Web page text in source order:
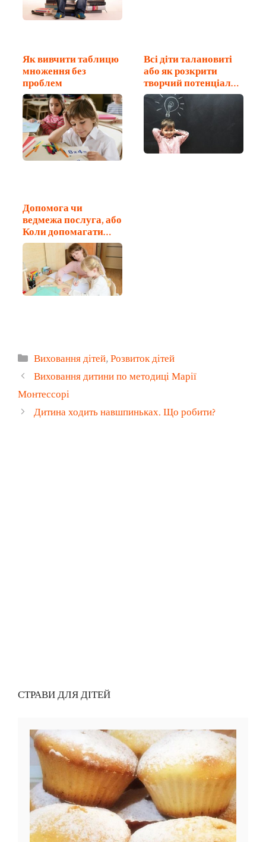
Як вивчити таблицю
множення без
проблем
Всі діти талановиті
або як розкрити
творчий потенціал
малюка
Допомога чи
ведмежа послуга, або
Коли допомагати…
Категорії
Виховання дітей,Розвиток дітей
Виховання дитини по методиці Марії
Монтессорі
Дитина ходить навшпиньках. Що робити?
СТРАВИ ДЛЯ ДІТЕЙ